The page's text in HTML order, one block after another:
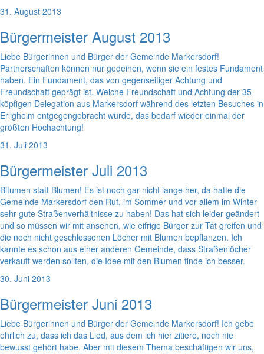
31. August 2013
Bürgermeister August 2013
Liebe Bürgerinnen und Bürger der Gemeinde Markersdorf!
Partnerschaften können nur gedeihen, wenn sie ein festes Fundament
haben. Ein Fundament, das von gegenseitiger Achtung und
Freundschaft geprägt ist. Welche Freundschaft und Achtung der 35-
köpfigen Delegation aus Markersdorf während des letzten Besuches in
Erligheim entgegengebracht wurde, das bedarf wieder einmal der
größten Hochachtung!
31. Juli 2013
Bürgermeister Juli 2013
Bitumen statt Blumen! Es ist noch gar nicht lange her, da hatte die
Gemeinde Markersdorf den Ruf, im Sommer und vor allem im Winter
sehr gute Straßenverhältnisse zu haben! Das hat sich leider geändert
und so müssen wir mit ansehen, wie eifrige Bürger zur Tat greifen und
die noch nicht geschlossenen Löcher mit Blumen bepflanzen. Ich
kannte es schon aus einer anderen Gemeinde, dass Straßenlöcher
verkauft werden sollten, die Idee mit den Blumen finde ich besser.
30. Juni 2013
Bürgermeister Juni 2013
Liebe Bürgerinnen und Bürger der Gemeinde Markersdorf! Ich gebe
ehrlich zu, dass ich das Lied, aus dem ich hier zitiere, noch nie
bewusst gehört habe. Aber mit diesem Thema beschäftigen wir uns,